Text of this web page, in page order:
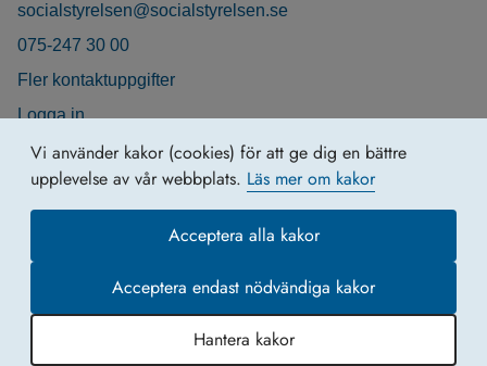
Vi använder kakor (cookies) för att ge dig en bättre
upplevelse av vår webbplats. Läs mer om kakor
Acceptera alla kakor
Acceptera endast nödvändiga kakor
Hantera kakor
socialstyrelsen@socialstyrelsen.se
075-247 30 00
Fler kontaktuppgifter
Logga in
Behandling av personuppgifter